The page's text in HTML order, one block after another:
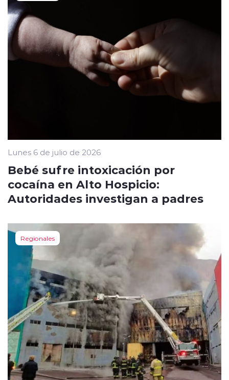
Lunes 6 de julio de 2026
Bebé sufre intoxicación por
cocaína en Alto Hospicio:
Autoridades investigan a padres
Regionales